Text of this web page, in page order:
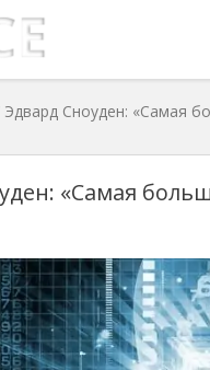
Эдвард Сноуден: «Самая
«Самая